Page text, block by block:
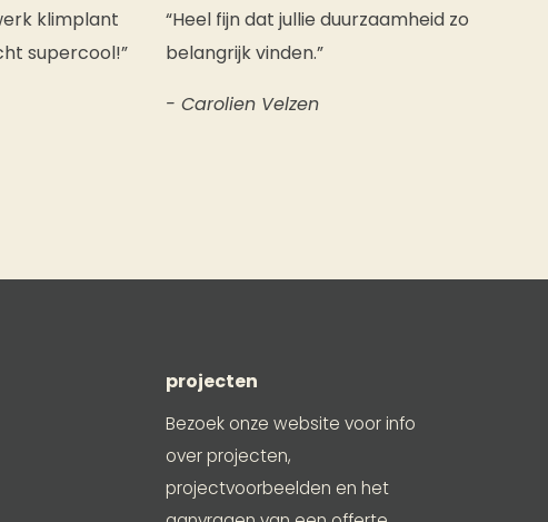
klimplant
supercool!”
“Heel fijn dat jullie duurzaamheid zo
belangrijk vinden.”
- Carolien Velzen
projecten
Bezoek onze website voor info
over projecten,
projectvoorbeelden en het